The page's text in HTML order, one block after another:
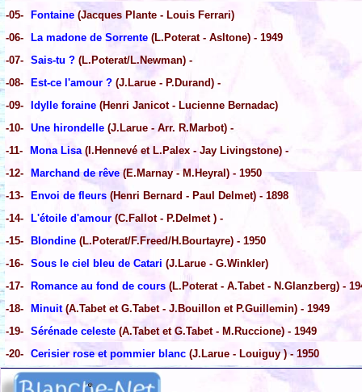
-05-
Fontaine (Jacques Plante - Louis Ferrari)
-06-
La madone de Sorrente (L.Poterat - Asltone) - 1949
-07- Sais-tu ? (L.Poterat/L.Newman) -
-08-
Est-ce l'amour ? (J.Larue - P.Durand) -
-09-
Idylle foraine (Henri Janicot - Lucienne Bernadac)
-10- Une hirondelle (J.Larue - Arr. R.Marbot) -
-11-
Mona Lisa(I.Hennevé et L.Palex - Jay Livingstone) -
-12-
Marchand de rêve (E.Marnay - M.Heyral) - 1950
-13-
Envoi de fleurs (Henri Bernard - Paul Delmet) - 1898
-14-
L'étoile d'amour (C.Fallot - P.Delmet ) -
-15-
Blondine (L.Poterat/F.Freed/H.Bourtayre) - 1950
-16- Sous le ciel bleu de Catari (J.Larue - G.Winkler)
-17-
Romance au fond de cours (L.Poterat - A.Tabet - N.Glanzberg) -
-18-
Minuit(A.Tabet et G.Tabet - J.Bouillon et P.Guillemin) - 1949
-19- Sérénade celeste (A.Tabet et G.Tabet - M.Ruccione) - 1949
-20- Cerisier rose et pommier blanc (J.Larue - Louiguy ) - 1950